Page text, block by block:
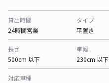
貸出時間
24時間営業
タイプ
平置き
長さ
500cm 以下
車幅
230cm 以下
対応車種